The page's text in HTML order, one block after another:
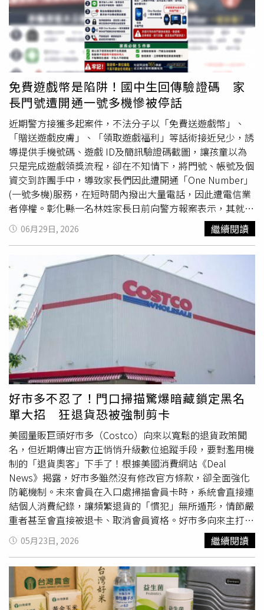
遠不會停止尋找答案，也永遠不會放棄希望。我們會一直祈
禱、相信這個世界仍有善良的人。拜託大家，請幫助我們，
把媽媽帶回家。」
左右有長達40分鐘的運動紀錄，不僅心率明顯偏高，定位位
置更顯示在一間汽車旅館。當下她沒有哭鬧，也沒有立刻質
問，而是默默將畫面截圖保存，開始記錄丈夫之後每一次聲
稱加班的時間、定位及相關數據。經過兩個月整理，她發現
丈夫共有11次以加班為由外出，其中8次定位都出現在同一
間汽車旅館。她將所有截圖、定位紀錄及時間軸整理成完整
資料夾，直到近日才選擇攤牌。她回憶，當天只是把iPad放
在餐桌上，打開資料夾推到丈夫面前，平靜地說了一句：
「你自己看完再說話。」原PO指出，丈夫看到整理好的證
據後當場臉色發白，之後每天向她下跪道歉，不斷表示自己
只是一時鬼迷心竅，希望她能再給一次機會。不過，她表
示，自己已將相關資料交由律師評估，目前真正讓她猶豫的
不是是否原諒，而是孩子才2歲，不知道究竟該立即離婚，
還是先談妥對自己與孩子最有利的條件，再做最後決定。貼
文曝光後引發網友熱議，不少人認為原PO冷靜蒐證、先交
由律師評估的做法相當理性，也有人提醒，網路貼文內容屬
當事人單方面陳述，若涉及離婚或侵害配偶權等法律爭議，
仍須依實際證據及司法程序認定。
免費遊戲幣是陷阱！國中生回傳驗證碼 家
長門號遭開通一號多機慘被停話
近期警方接獲多起案件，不法分子以「免費送遊戲幣」、
「贈送遊戲皮膚」、「領取遊戲福利」等話術接近兒少，誘
導提供手機號碼、遊戲 ID及簡訊驗證碼截圖，讓孩童以為
只是完成遊戲領獎流程，卻在不知情下，將門號、帳號及個
資交到詐團手中，導致家長們因此遭開通「One Number」
(一號多機)服務，在短時間內撥出大量電話，因此遭電信業
者停權。彰化縣一名林姓家長日前向警方報案表示，其就讀
國中八年級的女兒今年3月中旬在抖音瀏覽直播主發布影
片，內容宣稱可免費送遊戲幣、保底取得虛擬裝備，並引導
其女兒加入LINE聯繫。對方聲稱只要提供手機號碼登記，
即可領取遊戲皮膚，女兒因此陸續收到Tinder、JustDating
等非遊戲平臺OTP驗證碼簡訊，並依指示回傳驗證碼，未料
2個月後，家長就陸續收到電信業者通知，其名下門號已由
網路開通「One Number」（一號多機）服務，數日後又因
門號異常使用而遭停話。經向電信業者調閱通話明細，發現
該門號短時間內竟撥出近百通電話，才驚覺其門號遭詐騙集
團利用。近期警方接獲多起有孩子回傳OTP驗證碼，導致家
長門號遭開通一號多機服務，並因短時間內撥出大量電話遭
停話。（圖／翻攝畫面）刑事局指出，「One Number」
(一號多機)電信服務，原本是讓同一手機門號可與智慧手
錶、車機或其他裝置共用，使用者即使手機不在身邊，也能
通話、收訊及上網；一旦OTP驗證碼遭詐團取得，這項便利
功能就可能被濫用，讓門號被不明裝置綁定，進而產生帳號
盜用或註冊人頭帳號。刑事局提醒，這類詐騙手法，孩子可
能以為「只是傳一組驗證碼」，但未能理解背後所造成的風
險。家長應隨時主動關心孩子使用手機情形並適時提醒，如
遇有網友聲稱「免費送幣」、「領獎需提供驗證碼」，或要
求提供個人資料等情形，即為詐騙徵兆。若發現孩子手機持
續收到不明驗證碼、電信服務功能遭異常開通或門號遭停
話，應立即聯繫電信業者查證，並撥打165反詐騙諮詢專線
或前往鄰近警察機關報案，亦可至165打詐儀錶板查詢相關
防詐資訊。
06月29日, 2026 繼續閱讀
好市多不忍了！門口掃描驚爆暗藏鎖定黑名
單大招 狂退貨恐被強制剪卡
美國量販巨頭好市多（Costco）向來以寬鬆的退貨政策聞
名，但近期傳出官方正悄悄升級數位追蹤手段，要對濫用機
制的「退貨奧客」下手了！根據美國消費網站《Deal
News》揭露，好市多雖然沒有修改官方條款，卻全面強化
防範機制。未來會員在入口處掃描會員卡時，系統會直接連
結個人消費紀錄，讓頻繁退貨的「慣犯」無所遁形，情節嚴
重者甚至會直接被退卡、取消會員資格。好市多向來主打
「100%滿意保證」，幾乎所有商品都能全額退款。不過，
消費媒體《Deal News》提醒，電子產品和高價電器早已有
嚴格的90天退貨限制。像是電視、筆電、平板、智慧手錶、
無人機，甚至是冰箱和洗衣機等大型家電，只要超過90天就
無法退貨。為了防堵部分會員鑽漏洞，專家發現好市多已經
祭出3大數位鐵腕：入口掃描連線： 好市多近期全面升級入
05月23日, 2026 繼續閱讀